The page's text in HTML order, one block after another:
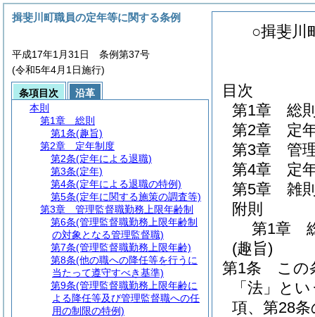
○揖斐川
目次
第1章
総
第2章
定
第3章
管
第4章
定
第5章
雑
附則
第1章
(趣旨)
第1条
この
「法」と
項、第28
揖斐川町職員の定年等に関する条例
平成17年1月31日 条例第37号
(令和5年4月1日施行)
条項目次
沿革
本則
第1章
総則
第1条(趣旨)
第2章
定年制度
第2条(定年による退職)
第3条(定年)
第4条(定年による退職の特例)
第5条(定年に関する施策の調査等)
第3章
管理監督職勤務上限年齢制
第6条(管理監督職勤務上限年齢制
の対象となる管理監督職)
第7条(管理監督職勤務上限年齢)
第8条(他の職への降任等を行うに
当たって遵守すべき基準)
第9条(管理監督職勤務上限年齢に
よる降任等及び管理監督職への任
用の制限の特例)